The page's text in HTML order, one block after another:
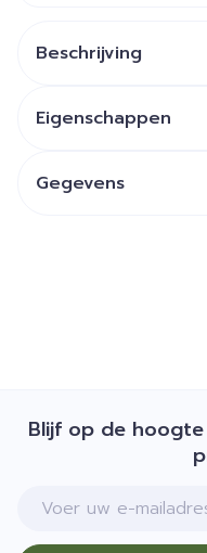
Beschrijving
Eigenschappen
Gegevens
Blijf op de
E-mail adres